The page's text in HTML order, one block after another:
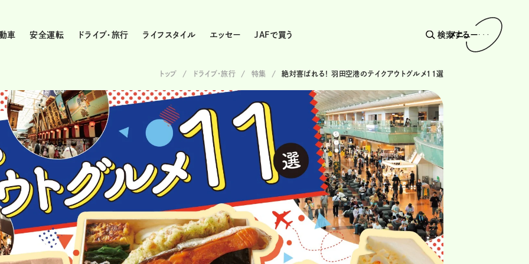
車 安全運転 ドライブ・旅行 ライフスタイル エッセー JAFで買う 検索する
メニュー
トップ ドライブ･旅行 特集 絶対喜ばれる！ 羽田空港のテイクアウトグルメ11選